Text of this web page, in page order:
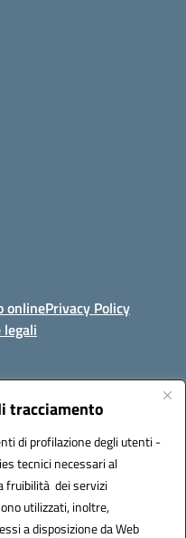
tracciamento
di profilazione degli utenti -
tecnici necessari al
fruibilità dei servizi
utilizzati, inoltre,
a disposizione da Web
onlinePrivacy Policy
legali
(CE)
-